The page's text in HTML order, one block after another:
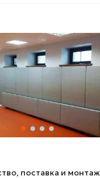
поставка и монтаж